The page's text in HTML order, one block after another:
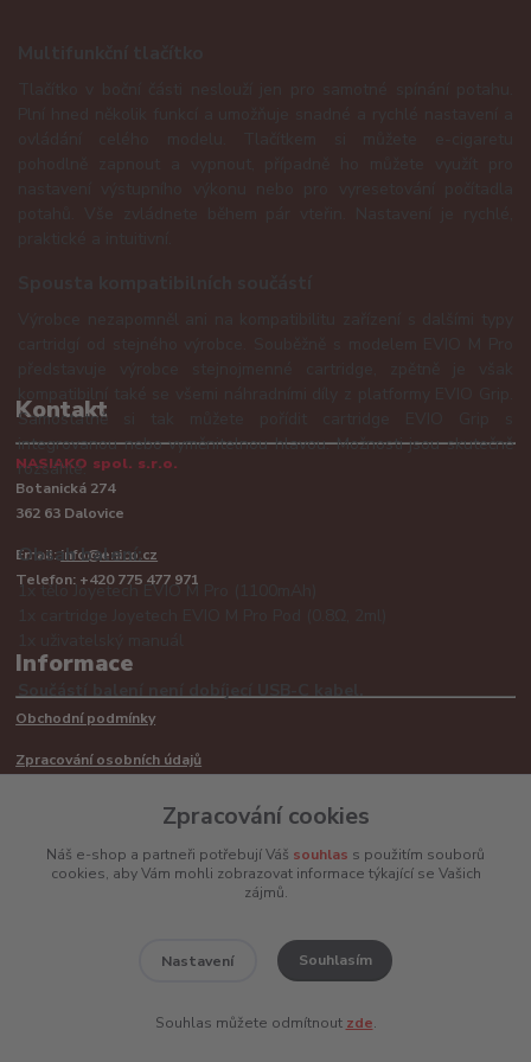
Samostatně si tak můžete pořídit cartridge EVIO Grip s
integrovanou nebo vyměnitelnou hlavou. Možnosti jsou skutečně
rozsáhlé.
Obsah balení:
1x tělo Joyetech EVIO M Pro (1100mAh)
Součástí balení není dobíjecí USB-C kabel.
Kontakt
NASIAKO spol. s.r.o.
Botanická 274
362 63 Dalovice
Email: info@enico.cz
Telefon: +420 775 477 971
Informace
Obchodní podmínky
Zpracování osobních údajů
Mimosoudní řešení sporů ADR
Vytvořeno na
Eshop-rychle.cz
Zpracování cookies
Náš e-shop a partneři potřebují Váš souhlas s použitím souborů
cookies, aby Vám mohli zobrazovat informace týkající se Vašich
zájmů.
Nastavení Souhlasím
Souhlas můžete odmítnout zde.